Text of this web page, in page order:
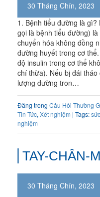
30 Tháng Chín, 2023
1. Bệnh tiểu đường là
gọi là bệnh tiểu đường)
chuyển hóa không đồng
đường huyết trong cơ
độ insulin trong cơ thể
chí thừa). Nếu bị đái
lượng đường tron…
Đăng trong Câu Hỏi Thường
Tin Tức,Xét nghiệm | Tags:
nghiệm
TAY-CHÂN-
30 Tháng Chín, 2023